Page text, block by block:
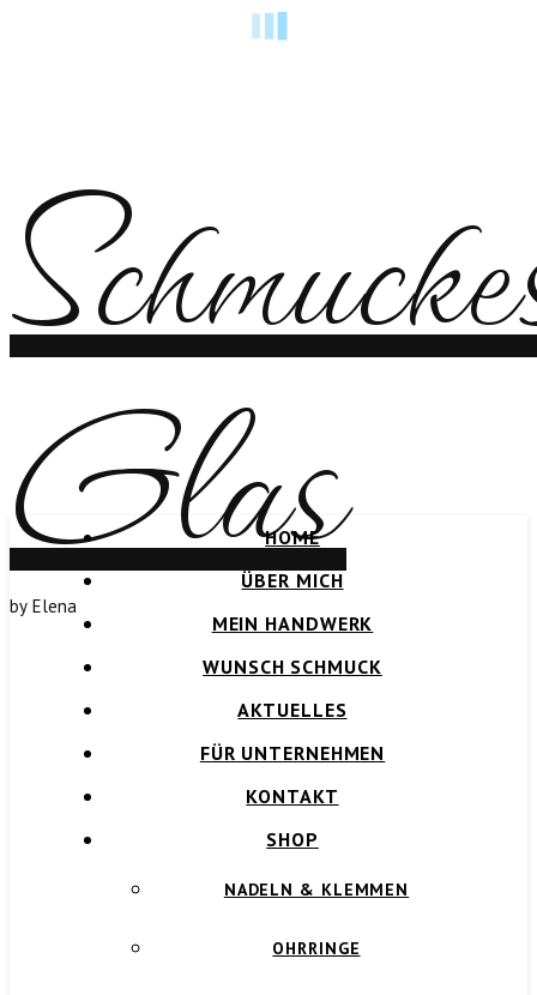
Glas
by Elena
HOME
ÜBER MICH
MEIN HANDWERK
WUNSCH SCHMUCK
AKTUELLES
FÜR UNTERNEHMEN
KONTAKT
SHOP
NADELN & KLEMMEN
OHRRINGE